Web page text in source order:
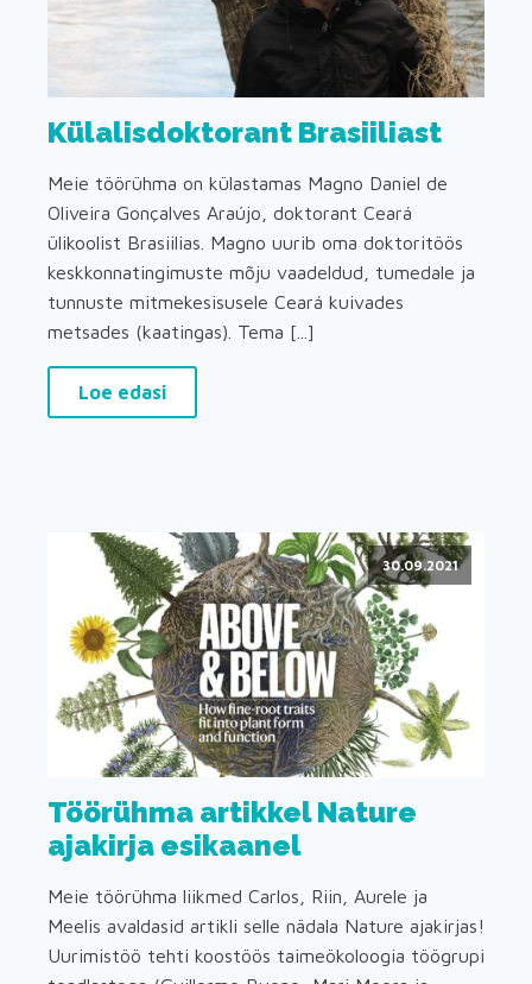
Külalisdoktorant Brasiiliast
Meie töörühma on külastamas Magno Daniel de
Oliveira Gonçalves Araújo, doktorant Ceará
ülikoolist Brasiilias. Magno uurib oma doktoritöös
keskkonnatingimuste mõju vaadeldud, tumedale ja
tunnuste mitmekesisusele Ceará kuivades
metsades (kaatingas). Tema [...]
Loe edasi
30.09.2021
Töörühma artikkel Nature
ajakirja esikaanel
Meie töörühma liikmed Carlos, Riin, Aurele ja
Meelis avaldasid artikli selle nädala Nature ajakirjas!
Uurimistöö tehti koostöös taimeökoloogia töögrupi